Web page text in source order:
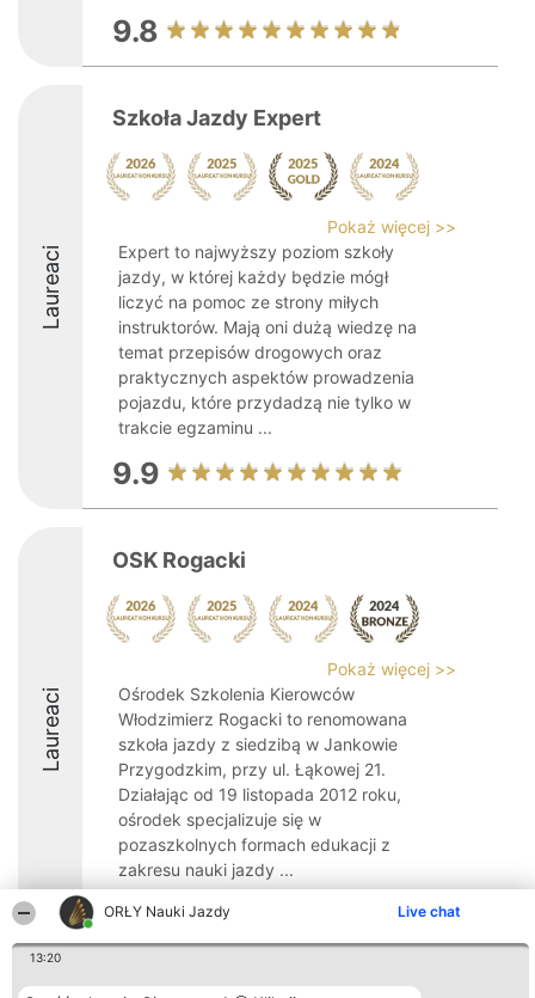
ORŁY Nauki Jazdy Live chat
13:20
9.8
Laureaci
Szkoła Jazdy Expert
Pokaż więcej >>
Expert to najwyższy poziom szkoły
jazdy, w której każdy będzie mógł
liczyć na pomoc ze strony miłych
instruktorów. Mają oni dużą wiedzę na
temat przepisów drogowych oraz
praktycznych aspektów prowadzenia
pojazdu, które przydadzą nie tylko w
trakcie egzaminu ...
9.9
Laureaci
OSK Rogacki
Pokaż więcej >>
Ośrodek Szkolenia Kierowców
Włodzimierz Rogacki to renomowana
szkoła jazdy z siedzibą w Jankowie
Przygodzkim, przy ul. Łąkowej 21.
Działając od 19 listopada 2012 roku,
ośrodek specjalizuje się w
pozaszkolnych formach edukacji z
zakresu nauki jazdy ...
9.1